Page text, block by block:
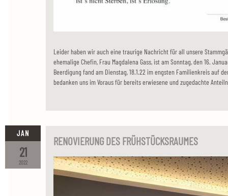
Leider haben wir auch eine traurige Nachricht für all unsere
ehemalige Chefin, Frau Magdalena Gass, ist am Sonntag, den 16.
Beerdigung fand am Dienstag, 18.1.22 im engsten Familienkreis auf
bedanken uns im Voraus für bereits erwiesene und zugedachte
2022
21
JAN
RENOVIERUNG DES FRÜHSTÜCKSRAUMES